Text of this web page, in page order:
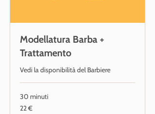
Modellatura Barba +
Trattamento
Vedi la disponibilità del Barbiere
30 minuti
22
euro
22 €